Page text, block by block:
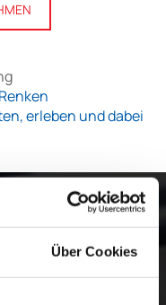
Über Cookies
erleben und dabei